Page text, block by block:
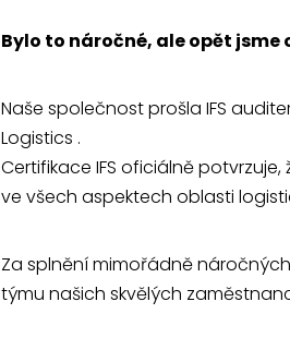
Bylo to náročné, ale opět
Naše společnost prošla IFS
Logistics .
Certifikace IFS oficiálně
ve všech aspektech oblasti
Za splnění mimořádně
týmu našich skvělých